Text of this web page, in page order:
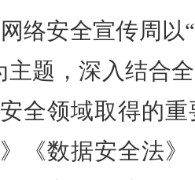
络安全宣传周以
主题，深入结合
全领域取得的
《数据安全法